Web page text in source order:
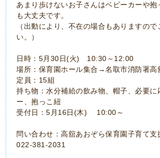
あまり歩けないお子さんはベビーカーや抱
も大丈夫です。
（出動により、不在の場合もありますので
い。）
日時：5月30日(火) 10:30～12:00
場所：保育園ホール集合→名取市消防署高
定員：15組
持ち物：水分補給の飲み物、帽子、必要に
ー、抱っこ紐
受付日：5月16日(木) 10:00～
問い合わせ：高舘あおぞら保育園子育て
022-381-2031